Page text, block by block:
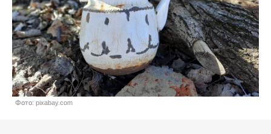
Фото: pixabay.com